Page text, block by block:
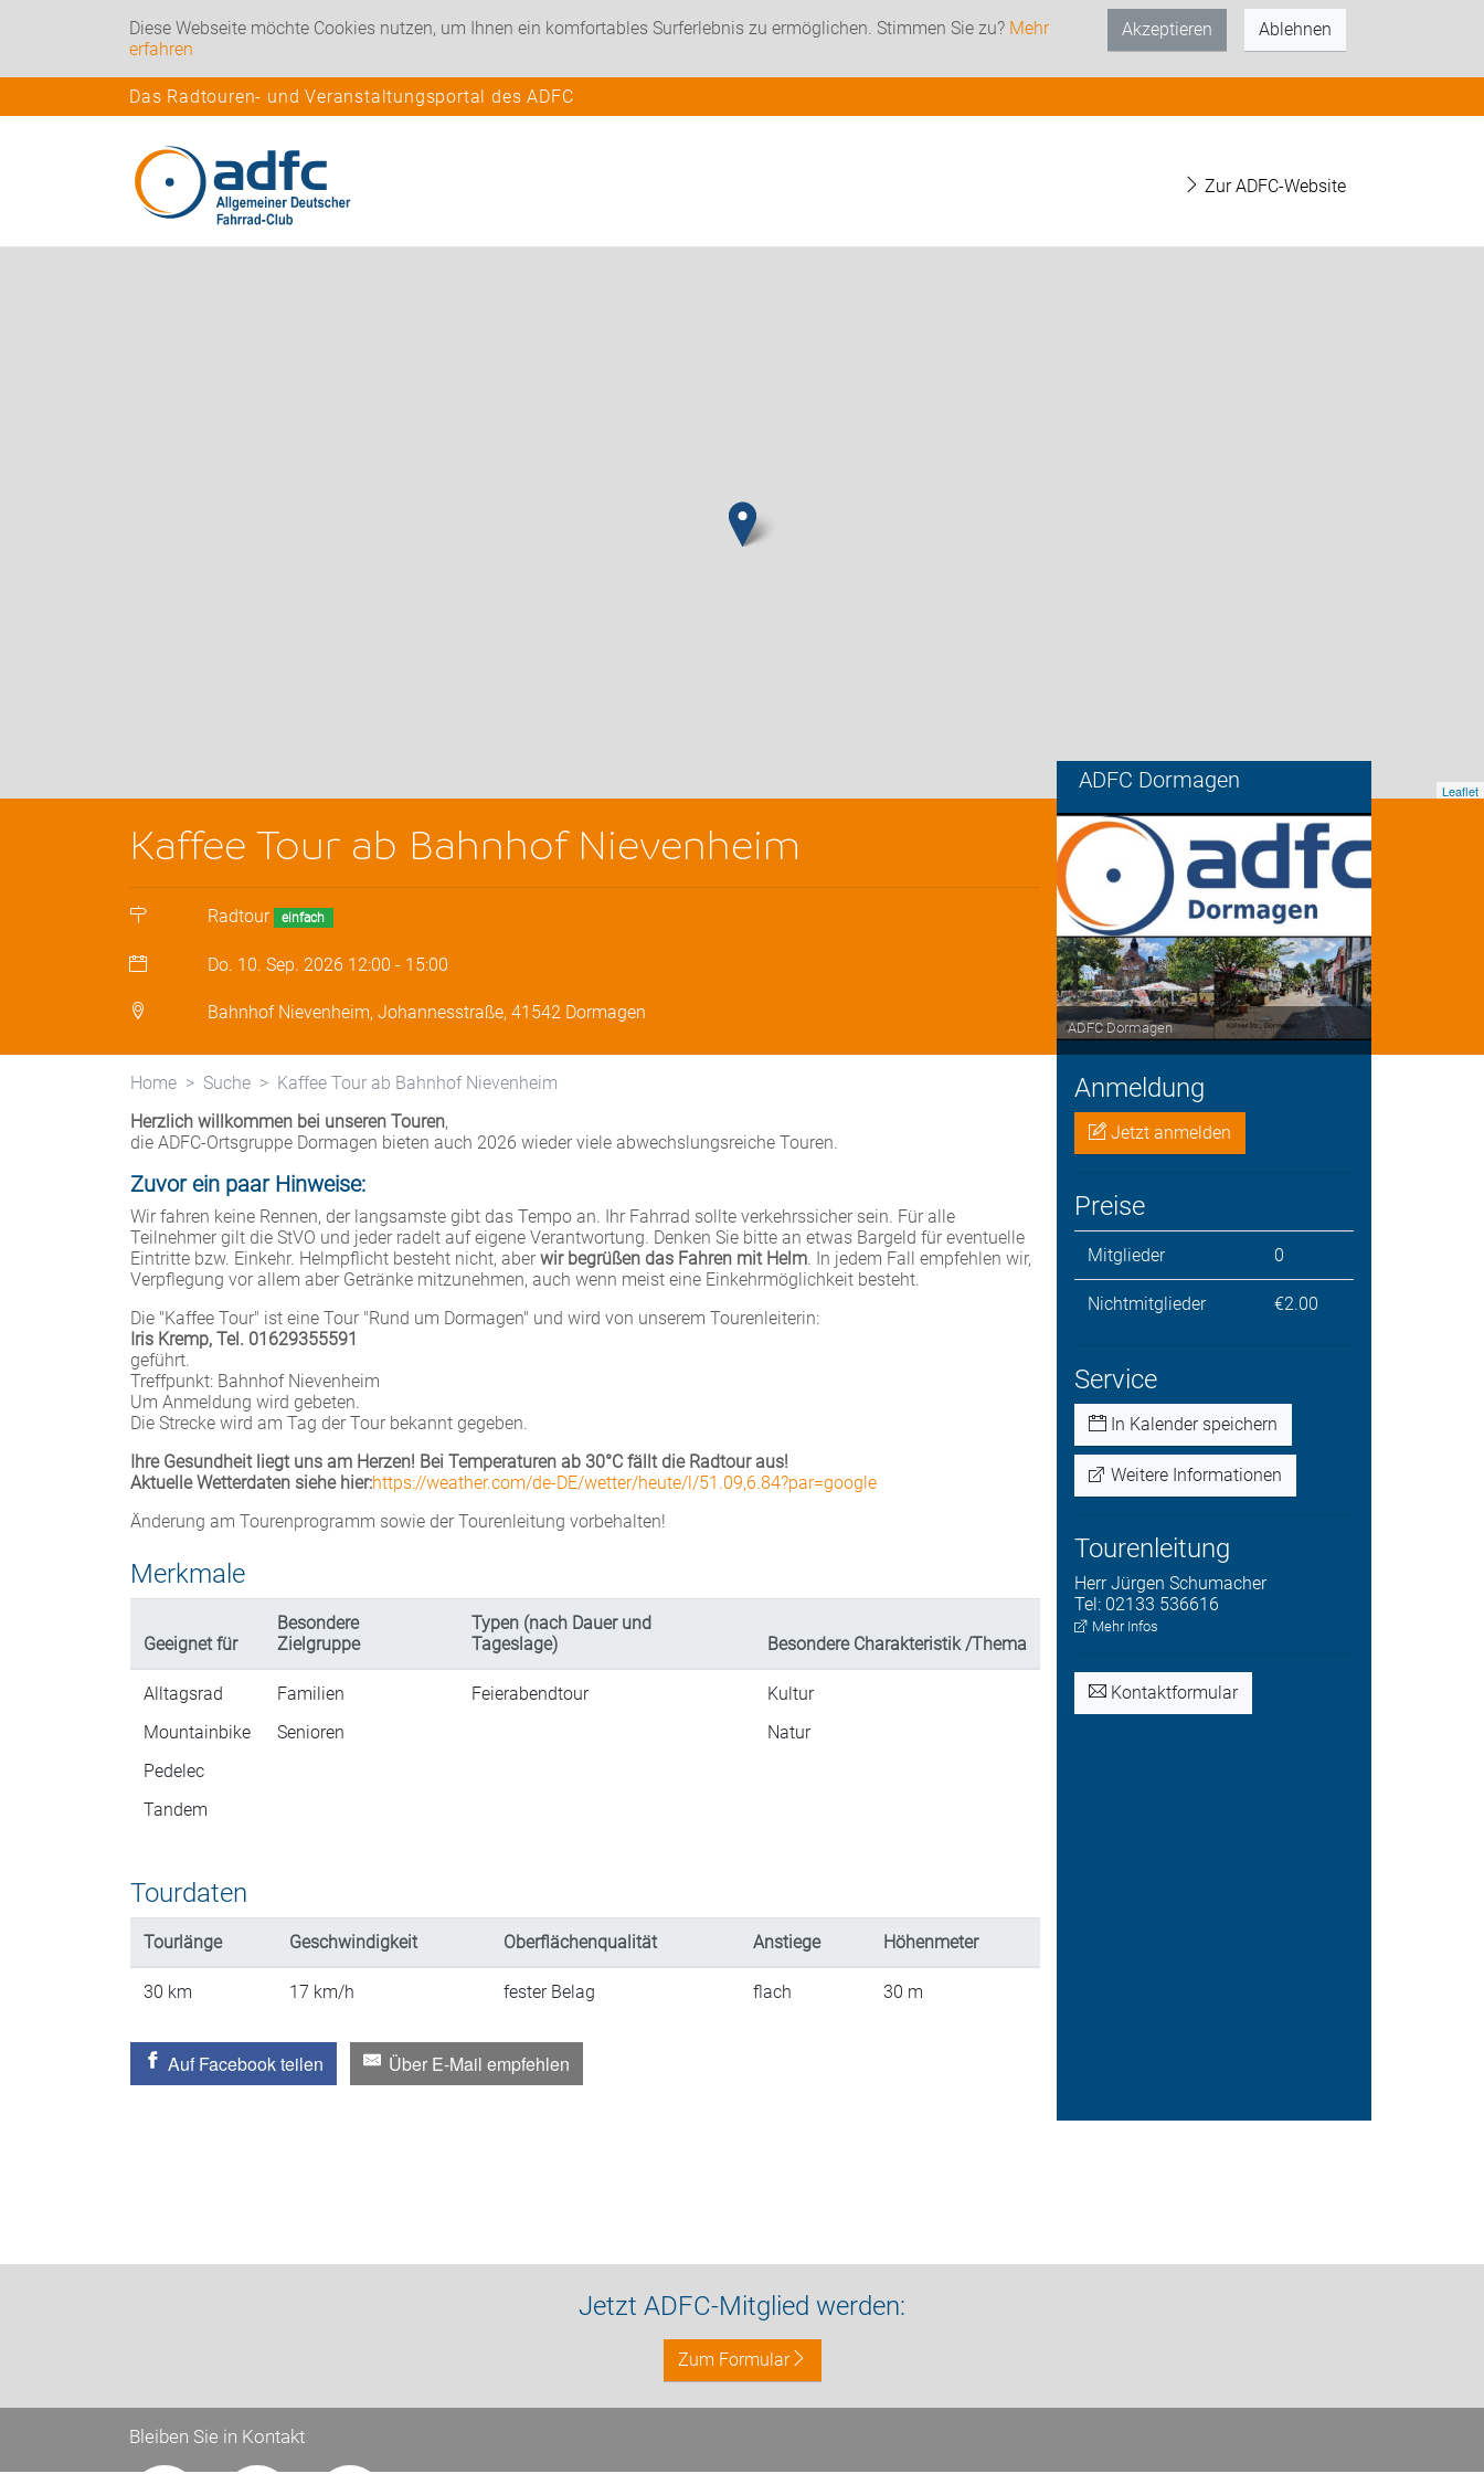
Diese Webseite möchte Cookies nutzen, um Ihnen ein komfortables Surferlebnis zu ermöglichen. Stimmen Sie zu? Mehr
erfahren
Akzeptieren Ablehnen
Das Radtouren- und Veranstaltungsportal des ADFC
Zur ADFC-Website
Leaflet
ADFC Dormagen
Kaffee Tour ab Bahnhof Nievenheim
Radtour einfach
Do. 10. Sep. 2026 12:00 - 15:00
Bahnhof Nievenheim, Johannesstraße, 41542 Dormagen
ADFC Dormagen
Anmeldung
Jetzt anmelden
Preise
Mitglieder 0
Nichtmitglieder €2.00
Service
In Kalender speichern
Weitere Informationen
Tourenleitung
Herr Jürgen Schumacher
Tel: 02133 536616
Mehr Infos
Kontaktformular
Home Suche
Kaffee Tour ab Bahnhof Nievenheim
Herzlich willkommen bei unseren Touren,
die ADFC-Ortsgruppe Dormagen bieten auch 2026 wieder viele abwechslungsreiche Touren.
Zuvor ein paar Hinweise:
Wir fahren keine Rennen, der langsamste gibt das Tempo an. Ihr Fahrrad sollte verkehrssicher sein. Für alle
Teilnehmer gilt die StVO und jeder radelt auf eigene Verantwortung. Denken Sie bitte an etwas Bargeld für eventuelle
Eintritte bzw. Einkehr. Helmpflicht besteht nicht, aber wir begrüßen das Fahren mit Helm. In jedem Fall empfehlen wir,
Verpflegung vor allem aber Getränke mitzunehmen, auch wenn meist eine Einkehrmöglichkeit besteht.
Die "Kaffee Tour" ist eine Tour "Rund um Dormagen" und wird von unserem Tourenleiterin:
Iris Kremp, Tel. 01629355591
geführt.
Treffpunkt: Bahnhof Nievenheim
Um Anmeldung wird gebeten.
Die Strecke wird am Tag der Tour bekannt gegeben.
Ihre Gesundheit liegt uns am Herzen! Bei Temperaturen ab 30°C fällt die Radtour aus!
Aktuelle Wetterdaten siehe hier:https://weather.com/de-DE/wetter/heute/l/51.09,6.84?par=google
Änderung am Tourenprogramm sowie der Tourenleitung vorbehalten!
Merkmale
Geeignet für
Besondere
Zielgruppe
Typen (nach Dauer und
Tageslage)
Besondere Charakteristik /Thema
Alltagsrad
Mountainbike
Pedelec
Tandem
Familien
Senioren
Feierabendtour
Kultur
Natur
Tourdaten
Tourlänge Geschwindigkeit Oberflächenqualität Anstiege Höhenmeter
30 km 17 km/h fester Belag flach 30 m
Auf Facebook teilen Über E-Mail empfehlen
Jetzt ADFC-Mitglied werden:
Zum Formular
Bleiben Sie in Kontakt